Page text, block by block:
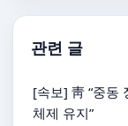
관련 글
[속보] 靑 “중동
체제 유지”